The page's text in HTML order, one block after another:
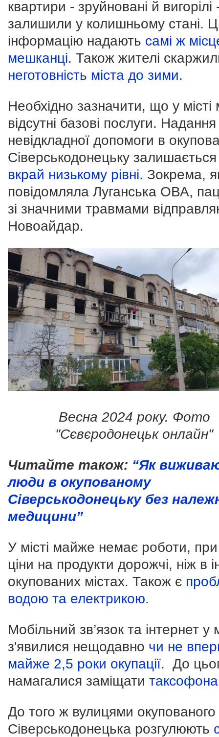
квартири - зруйновані й вигорілі
залишили у колишньому стані.
інформацію надають самі ж
мешканці. Також жителі
неготовність міста до зими.
Необхідно зазначити, що у
відсутні базові послуги. Надання
невідкладної допомоги в
Сіверськодонецьку
вкрай низькому рівні. Зокрема,
повідомляла Луганська ОВА,
зі значними травмами
Новоайдар.
Весна 2024 року. Фото
"Сєвєродонецьк онлайн"
Читайте також: “Як
люди в окупованому
Сіверськодонецьку без
медицини”
У місті майже немає роботи,
ціни на продукти дорожчі, ніж в
окупованих містах. Також є
водою та електрикою.
Мобільний зв’язок та інтернет у
з'явилися нещодавно чи не
майже 2,5 роки окупації. До
намагалися заміщати
До того ж вулицями окупованого
Сіверськодонецька розгулюють